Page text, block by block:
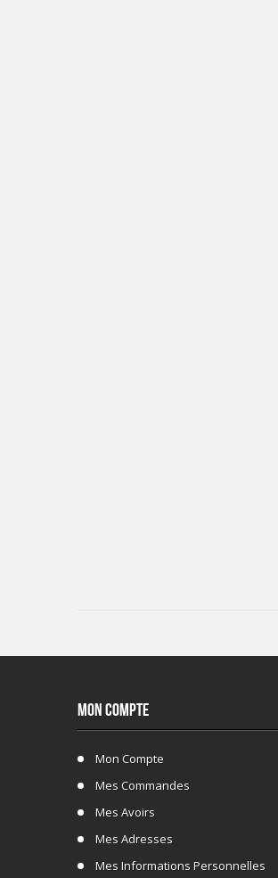
MON COMPTE
Mon Compte
Mes Commandes
Mes Avoirs
Mes Adresses
Mes Informations Personnelles